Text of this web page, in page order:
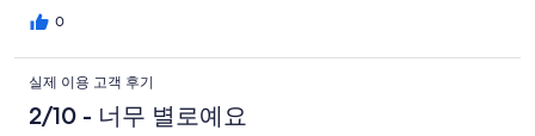
0
실제 이용 고객 후기
2/10 - 너무 별로예요